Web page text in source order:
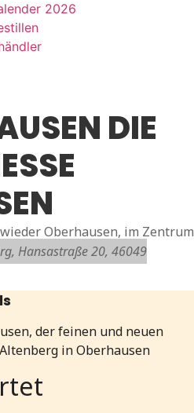
2026
DIE
Oberhausen, im Zentrum
, Hansastraße 20, 46049
der feinen und neuen
in Oberhausen